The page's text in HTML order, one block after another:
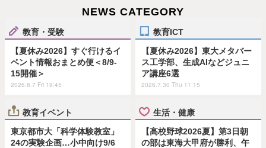
NEWS CATEGORY
教育・受験
【夏休み2026】すぐ行けるイ
ベント情報おまとめ便＜8/9-
15開催＞
2026.8.7 Fri 19:45
教育ICT
【夏休み2026】東大メタバー
ス工学部、生成AIなどジュニ
ア講座6選
2026.7.30 Thu 11:15
教育イベント
東京都市大「科学体験教室」
24の実験企画…小中向け9/6
生活・健康
【高校野球2026夏】第3日朝
の部は東海大甲府が勝利、午